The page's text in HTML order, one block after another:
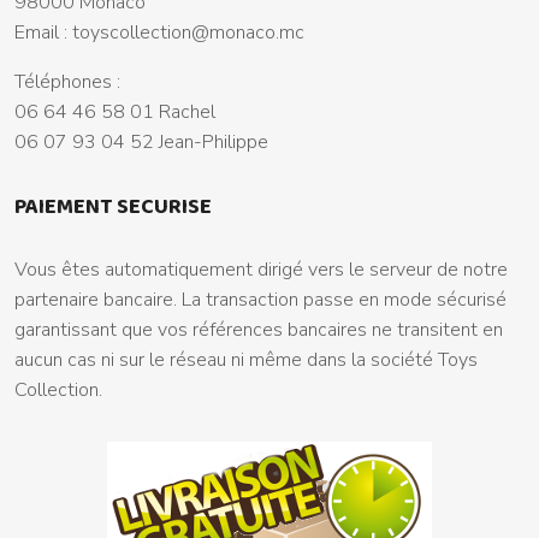
Email : toyscollection@monaco.mc
Téléphones :
06 64 46 58 01 Rachel
06 07 93 04 52 Jean-Philippe
PAIEMENT SECURISE
Vous êtes automatiquement dirigé vers le serveur de notre
partenaire bancaire. La transaction passe en mode sécurisé
garantissant que vos références bancaires ne transitent en
aucun cas ni sur le réseau ni même dans la société Toys
Collection.